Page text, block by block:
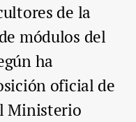
de la
módulos del
ha
oficial de
Ministerio